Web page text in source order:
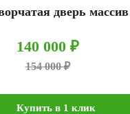
дверь массив
140 000 ₽
154 000 ₽
Купить в 1 клик